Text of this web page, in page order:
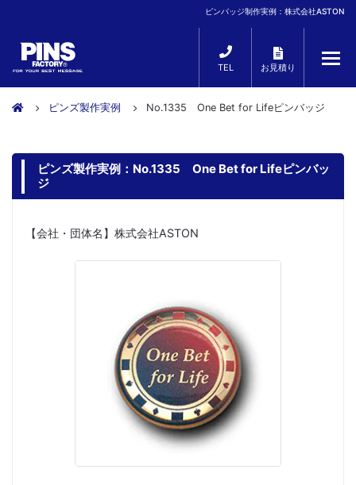
ピンバッジ制作実例：株式会社ASTON
TEL お見積り
ピンズ製作実例 No.1335 One Bet for Lifeピンバッジ
ピンズ製作実例：No.1335 One Bet for Lifeピンバッ
ジ
【会社・団体名】株式会社ASTON